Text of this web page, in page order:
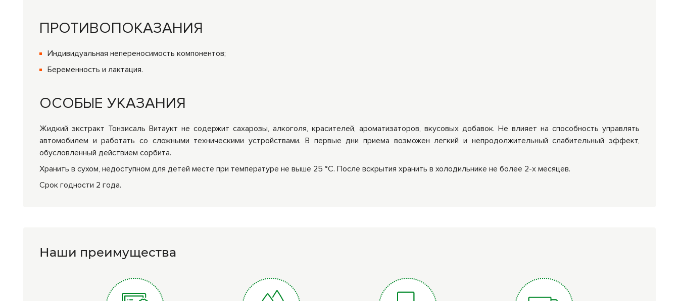
ПРОТИВОПОКАЗАНИЯ
Индивидуальная непереносимость компонентов;
Беременность и лактация.
ОСОБЫЕ УКАЗАНИЯ
Жидкий экстракт Тонзисаль Витаукт не содержит сахарозы, алкоголя, красителей, ароматизаторов, вкусовых добавок. Не влияет на способность управлять
автомобилем и работать со сложными техническими устройствами. В первые дни приема возможен легкий и непродолжительный слабительный эффект,
обусловленный действием сорбита.
Хранить в сухом, недоступном для детей месте при температуре не выше 25 °С. После вскрытия хранить в холодильнике не более 2-х месяцев.
Срок годности 2 года.
Наши преимущества